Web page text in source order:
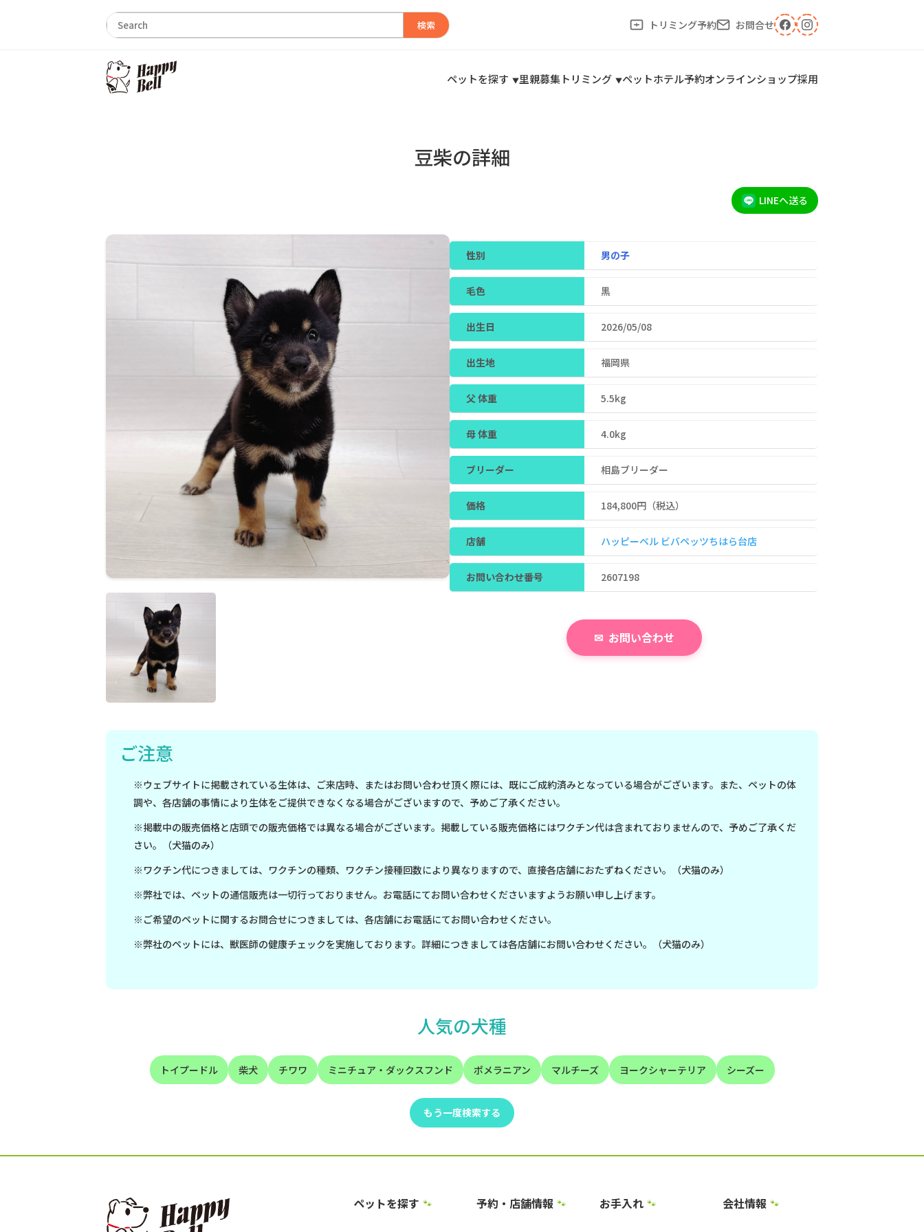
検索 トリミング予約 お問合せ
ペットを探す 里親募集トリミング ペットホテル予約オンラインショップ採用
豆柴の詳細
LINEへ送る
性別 男の子
毛色 黒
出生日 2026/05/08
出生地 福岡県
父 体重 5.5kg
母 体重 4.0kg
ブリーダー 相島ブリーダー
価格 184,800円（税込）
店舗 ハッピーベル ビバペッツちはら台店
お問い合わせ番号 2607198
お問い合わせ
ご注意
※ウェブサイトに掲載されている生体は、ご来店時、またはお問い合わせ頂く際には、既にご成約済みとなっている場合がございます。また、ペットの体
調や、各店舗の事情により生体をご提供できなくなる場合がございますので、予めご了承ください。
※掲載中の販売価格と店頭での販売価格では異なる場合がございます。掲載している販売価格にはワクチン代は含まれておりませんので、予めご了承くだ
さい。（犬猫のみ）
※ワクチン代につきましては、ワクチンの種類、ワクチン接種回数により異なりますので、直接各店舗におたずねください。（犬猫のみ）
※弊社では、ペットの通信販売は一切行っておりません。お電話にてお問い合わせくださいますようお願い申し上げます。
※ご希望のペットに関するお問合せにつきましては、各店舗にお電話にてお問い合わせください。
※弊社のペットには、獣医師の健康チェックを実施しております。詳細につきましては各店舗にお問い合わせください。（犬猫のみ）
人気の犬種
トイプードル 柴犬 チワワ ミニチュア・ダックスフンド ポメラニアン マルチーズ ヨークシャーテリア シーズー
もう一度検索する
ペットを探す 🐾 予約・店舗情報 🐾 お手入れ 🐾 会社情報 🐾